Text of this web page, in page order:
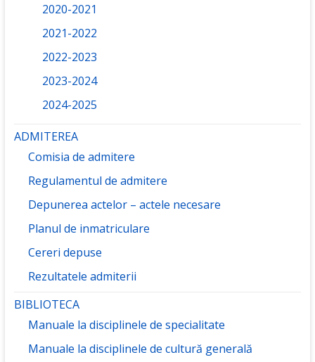
2020-2021
2021-2022
2022-2023
2023-2024
2024-2025
ADMITEREA
Comisia de admitere
Regulamentul de admitere
Depunerea actelor – actele necesare
Planul de inmatriculare
Cereri depuse
Rezultatele admiterii
BIBLIOTECA
Manuale la disciplinele de specialitate
Manuale la disciplinele de cultură generală